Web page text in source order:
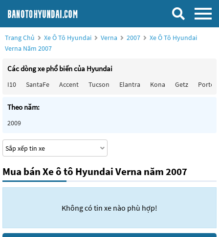
Trang Chủ Xe Ô Tô Hyundai Verna 2007
Xe Ô Tô Hyundai
Verna Năm 2007
Các dòng xe phổ biến của Hyundai
I10 SantaFe Accent Tucson Elantra Kona Getz Porter
Theo năm:
2009
Mua bán Xe ô tô Hyundai Verna năm 2007
Không có tin xe nào phù hợp!